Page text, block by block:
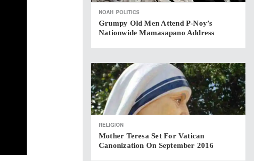
NOAH POLITICS
Grumpy Old Men Attend P-Noy’s
Nationwide Mamasapano Address
RELIGION
Mother Teresa Set For Vatican
Canonization On September 2016